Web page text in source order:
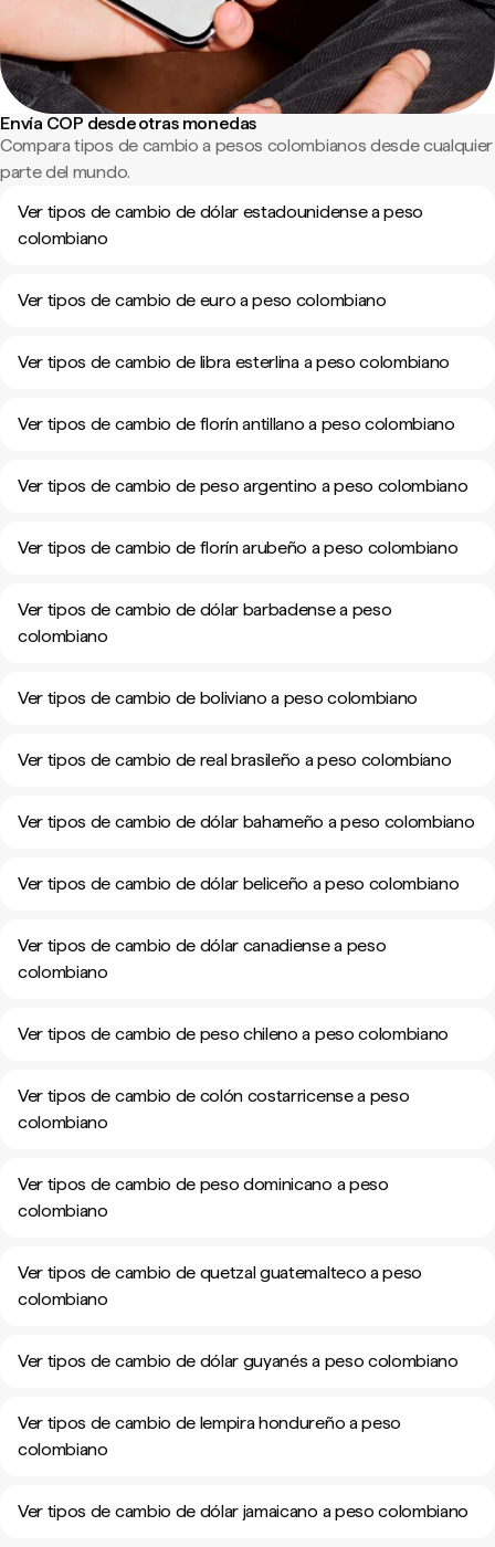
Envía COP desde otras monedas
Compara tipos de cambio a pesos colombianos desde cualquier
parte del mundo.
Ver tipos de cambio de dólar estadounidense a peso
colombiano
Ver tipos de cambio de euro a peso colombiano
Ver tipos de cambio de libra esterlina a peso colombiano
Ver tipos de cambio de florín antillano a peso colombiano
Ver tipos de cambio de peso argentino a peso colombiano
Ver tipos de cambio de florín arubeño a peso colombiano
Ver tipos de cambio de dólar barbadense a peso
colombiano
Ver tipos de cambio de boliviano a peso colombiano
Ver tipos de cambio de real brasileño a peso colombiano
Ver tipos de cambio de dólar bahameño a peso colombiano
Ver tipos de cambio de dólar beliceño a peso colombiano
Ver tipos de cambio de dólar canadiense a peso
colombiano
Ver tipos de cambio de peso chileno a peso colombiano
Ver tipos de cambio de colón costarricense a peso
colombiano
Ver tipos de cambio de peso dominicano a peso
colombiano
Ver tipos de cambio de quetzal guatemalteco a peso
colombiano
Ver tipos de cambio de dólar guyanés a peso colombiano
Ver tipos de cambio de lempira hondureño a peso
colombiano
Ver tipos de cambio de dólar jamaicano a peso colombiano